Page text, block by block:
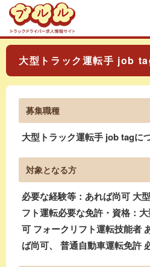
大型トラック運転手 job
募集職種
大型トラック運転手 job tagに
対象となる方
必要な経験等：あれば尚可 大
フト運転必要な免許・資格：
可 フォークリフト運転技能者
ば尚可、 普通自動車運転免許